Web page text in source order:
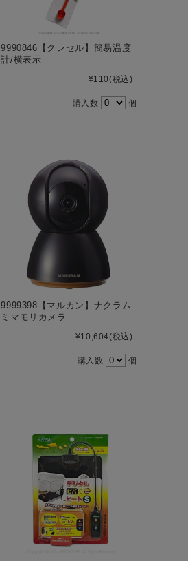
9990846【クレセル】簡易温度
計/横表示
¥110(税込)
購入数 個
9999398【マルカン】ナクラム
ミマモリカメラ
¥10,604(税込)
購入数 個